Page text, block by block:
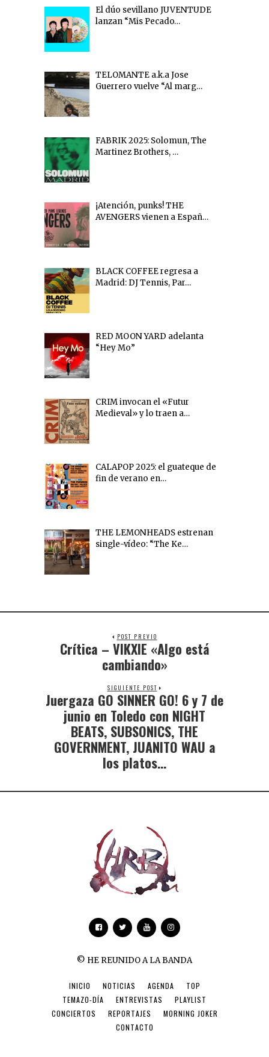
El dúo sevillano JUVENTUDE
lanzan “Mis Pecado…
TELOMANTE a.k.a Jose
Guerrero vuelve “Al marg…
FABRIK 2025: Solomun, The
Martinez Brothers, …
¡Atención, punks! THE
AVENGERS vienen a Españ…
BLACK COFFEE regresa a
Madrid: DJ Tennis, Par…
RED MOON YARD adelanta
“Hey Mo”
CRIM invocan el «Futur
Medieval» y lo traen a…
CALAPOP 2025: el guateque de
fin de verano en…
THE LEMONHEADS estrenan
single-vídeo: “The Ke…
POST PREVIO
Crítica – VIKXIE «Algo está
cambiando»
SIGUIENTE POST
Juergaza GO SINNER GO! 6 y 7 de
junio en Toledo con NIGHT
BEATS, SUBSONICS, THE
GOVERNMENT, JUANITO WAU a
los platos…
© HE REUNIDO A LA BANDA
INICIO NOTICIAS AGENDA
TOP
TEMAZO-DÍA
ENTREVISTAS
PLAYLIST
CONCIERTOS
REPORTAJES
MORNING JOKER
CONTACTO